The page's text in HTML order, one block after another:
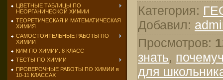
ЦВЕТНЫЕ ТАБЛИЦЫ ПО
НЕОРГАНИЧЕСКОЙ ХИМИИ
ТЕОРЕТИЧЕСКАЯ И МАТЕМАТИЧЕСКАЯ
ХИМИЯ
САМОСТОЯТЕЛЬНЫЕ РАБОТЫ ПО
ХИМИИ
КИМ ПО ХИМИИ. 8 КЛАСС
ТЕСТЫ ПО ХИМИИ
ПРОВЕРОЧНЫЕ РАБОТЫ ПО ХИМИИ в
10-11 КЛАССАХ
Категория:
Добавил:
Просмотров:
знать,
для